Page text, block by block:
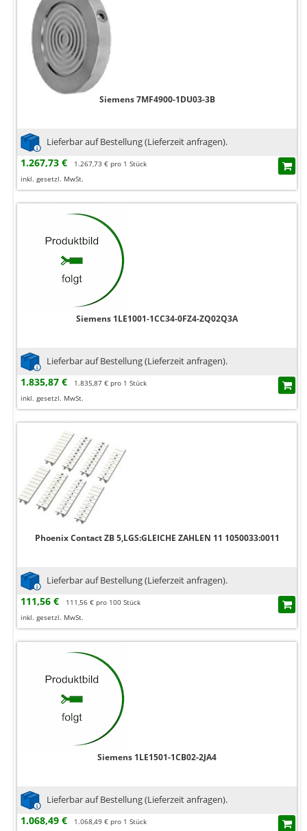
Siemens 7MF4900-1DU03-3B
Lieferbar auf Bestellung (Lieferzeit anfragen).
1.267,73 €
1.267,73 € pro 1 Stück
inkl. gesetzl. MwSt.
Siemens 1LE1001-1CC34-0FZ4-ZQ02Q3A
Lieferbar auf Bestellung (Lieferzeit anfragen).
1.835,87 €
1.835,87 € pro 1 Stück
inkl. gesetzl. MwSt.
Phoenix Contact ZB 5,LGS:GLEICHE ZAHLEN 11 1050033:0011
Lieferbar auf Bestellung (Lieferzeit anfragen).
111,56 €
111,56 € pro 100 Stück
inkl. gesetzl. MwSt.
Siemens 1LE1501-1CB02-2JA4
Lieferbar auf Bestellung (Lieferzeit anfragen).
1.068,49 €
1.068,49 € pro 1 Stück